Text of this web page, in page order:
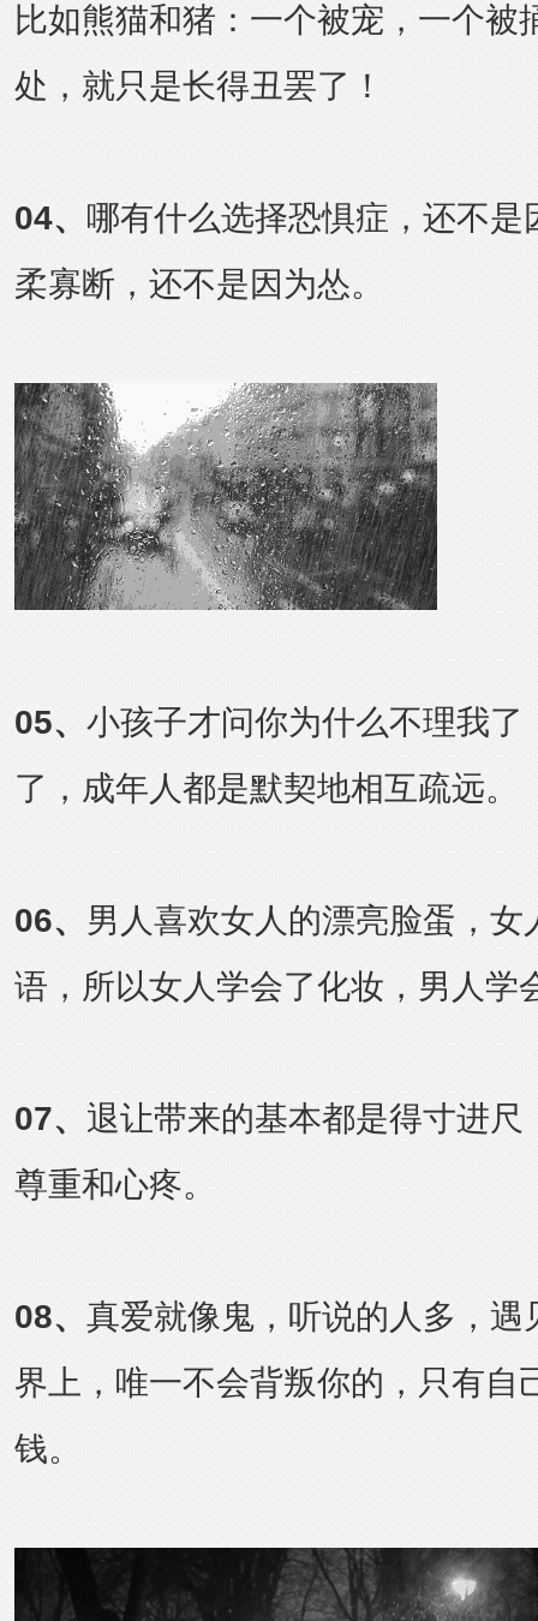
比如熊猫和猪：一个被宠，一个被
处，就只是长得丑罢了！
04、 哪有什么选择恐惧症，还不是
柔寡断，还不是因为怂。
05、 小孩子才问你为什么不理我了
了，成年人都是默契地相互疏远。
06、 男人喜欢女人的漂亮脸蛋，
语，所以女人学会了化妆，男人学
07、 退让带来的基本都是得寸进尺
尊重和心疼。
08、 真爱就像鬼，听说的人多，遇
界上，唯一不会背叛你的，只有自
钱。